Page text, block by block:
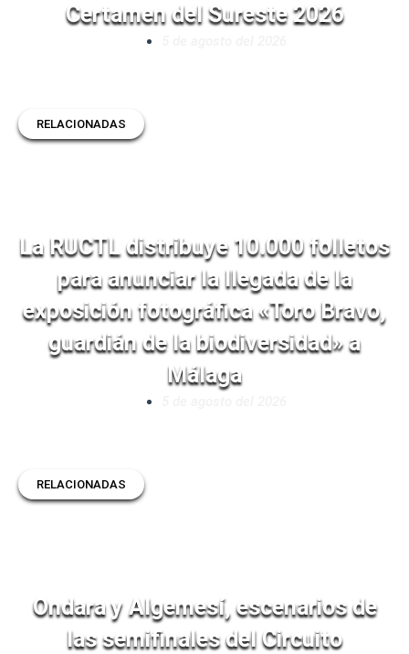
Certamen del Sureste 2026
RELACIONADAS
La RUCTL distribuye 10.000 folletos
para anunciar la llegada de la
exposición fotográfica «Toro Bravo,
guardián de la biodiversidad» a
Málaga
RELACIONADAS
Ondara y Algemesí, escenarios de
las semifinales del Circuito